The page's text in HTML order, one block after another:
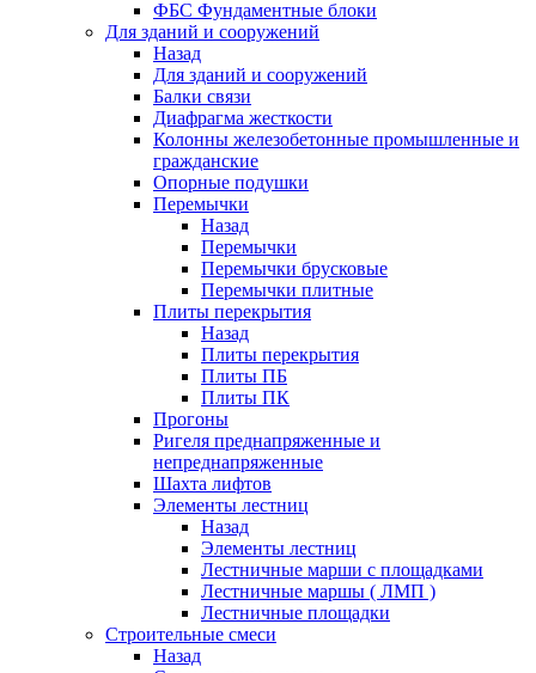
ФБС Фундаментные блоки
Для зданий и сооружений
Назад
Для зданий и сооружений
Балки связи
Диафрагма жесткости
Колонны железобетонные промышленные и
гражданские
Опорные подушки
Перемычки
Назад
Перемычки
Перемычки брусковые
Перемычки плитные
Плиты перекрытия
Назад
Плиты перекрытия
Плиты ПБ
Плиты ПК
Прогоны
Ригеля преднапряженные и
непреднапряженные
Шахта лифтов
Элементы лестниц
Назад
Элементы лестниц
Лестничные марши с площадками
Лестничные маршы ( ЛМП )
Лестничные площадки
Строительные смеси
Назад